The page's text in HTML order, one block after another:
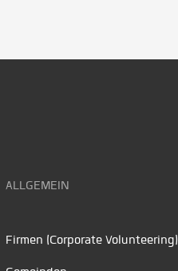
ALLGEMEIN
Firmen (Corporate Volunteering)